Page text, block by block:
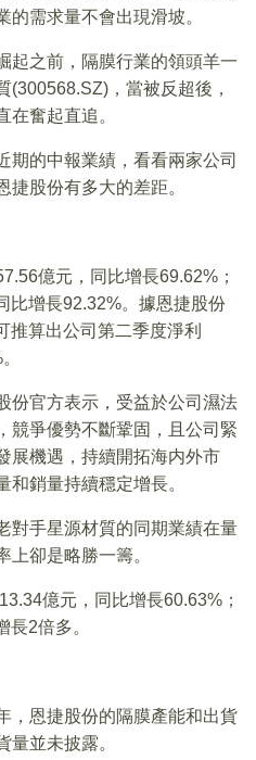
的需求量不會出現滑坡。
起之前，隔膜行業的領頭羊一
(300568.SZ)，當被反超後，
在奮起直追。
期的中報業績，看看兩家公司
捷股份有多大的差距。
億元，同比增長69.62%；
比增長92.32%。據恩捷股份
推算出公司第二季度淨利
份官方表示，受益於公司濕法
競爭優勢不斷鞏固，且公司緊
展機遇，持續開拓海内外市
銷量持續穩定增長。
對手星源材質的同期業績在量
上卻是略勝一籌。
億元，同比增長60.63%；
2倍多。
，恩捷股份的隔膜產能和出貨
量並未披露。